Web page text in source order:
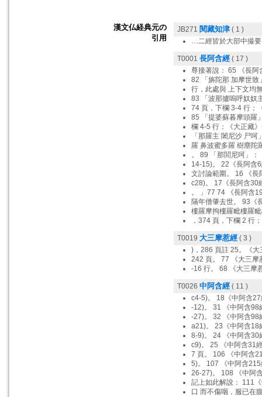
漢文仏経典元の
引用
JB271 閱藏知津 ( 1 )
…二經皆於大部中撮
T0001 長阿含經 ( 17 )
尊接著說： 65 《長阿
82 「旃陀那 加摩世致
行，此處與 上下文均
83 「波那攎嗚呼奴奴
74 頁，下欄 3-4 行；
85 「提婆蘇暮摩頭羅
欄 4-5 行；《大正藏
「那羅主 闍尼沙 尸
羅 鼻波蜜多羅 樹塵陀
。 89 「那閭尼呵」：
14-15)。 22《長阿含
文討論範圍。 16 《長
c28)。 17《長阿含30
。 」77 74 《長阿含
隔年僧肇去世。 93《
樓羅摩拘樓羅毗樓羅
，374 頁，下欄 2 行
T0019 大三摩惹經 ( 3 )
)，286 頁註 25。《大
242 頁。 77 《大三摩
-16 行。 68 《大三摩
T0026 中阿含經 ( 11 )
c4-5)。 18《中阿含
-12)。 31 《中阿含98
-27)。 32 《中阿含98
a21)。 23《中阿含18
8-9)。 24 《中阿含30
c9)。 25 《中阿含31
7 頁。 106 《中阿含
5)。 107 《中阿含
26-27)。 108 《中阿
記上如此解說： 111
口 而不傷咽，服已在